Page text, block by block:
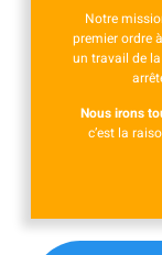
Notre
premier ordre à
un travail de
Nous irons
c’est la